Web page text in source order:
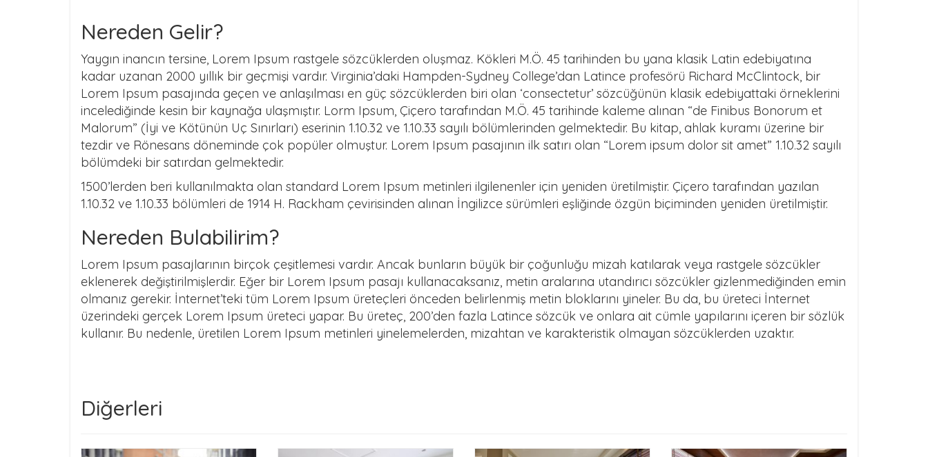
Nereden Gelir?
Yaygın inancın tersine, Lorem Ipsum rastgele sözcüklerden oluşmaz. Kökleri M.Ö. 45 tarihinden bu yana klasik Latin edebiyatına
kadar uzanan 2000 yıllık bir geçmişi vardır. Virginia’daki Hampden-Sydney College’dan Latince profesörü Richard McClintock, bir
Lorem Ipsum pasajında geçen ve anlaşılması en güç sözcüklerden biri olan ‘consectetur’ sözcüğünün klasik edebiyattaki örneklerini
incelediğinde kesin bir kaynağa ulaşmıştır. Lorm Ipsum, Çiçero tarafından M.Ö. 45 tarihinde kaleme alınan “de Finibus Bonorum et
Malorum” (İyi ve Kötünün Uç Sınırları) eserinin 1.10.32 ve 1.10.33 sayılı bölümlerinden gelmektedir. Bu kitap, ahlak kuramı üzerine bir
tezdir ve Rönesans döneminde çok popüler olmuştur. Lorem Ipsum pasajının ilk satırı olan “Lorem ipsum dolor sit amet” 1.10.32 sayılı
bölümdeki bir satırdan gelmektedir.
1500’lerden beri kullanılmakta olan standard Lorem Ipsum metinleri ilgilenenler için yeniden üretilmiştir. Çiçero tarafından yazılan
1.10.32 ve 1.10.33 bölümleri de 1914 H. Rackham çevirisinden alınan İngilizce sürümleri eşliğinde özgün biçiminden yeniden üretilmiştir.
Nereden Bulabilirim?
Lorem Ipsum pasajlarının birçok çeşitlemesi vardır. Ancak bunların büyük bir çoğunluğu mizah katılarak veya rastgele sözcükler
eklenerek değiştirilmişlerdir. Eğer bir Lorem Ipsum pasajı kullanacaksanız, metin aralarına utandırıcı sözcükler gizlenmediğinden emin
olmanız gerekir. İnternet’teki tüm Lorem Ipsum üreteçleri önceden belirlenmiş metin bloklarını yineler. Bu da, bu üreteci İnternet
üzerindeki gerçek Lorem Ipsum üreteci yapar. Bu üreteç, 200’den fazla Latince sözcük ve onlara ait cümle yapılarını içeren bir sözlük
kullanır. Bu nedenle, üretilen Lorem Ipsum metinleri yinelemelerden, mizahtan ve karakteristik olmayan sözcüklerden uzaktır.
Diğerleri